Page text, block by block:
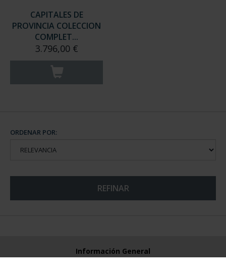
CAPITALES DE
PROVINCIA COLECCION
COMPLET...
3.796,00 €
ORDENAR POR:
REFINAR
Información General